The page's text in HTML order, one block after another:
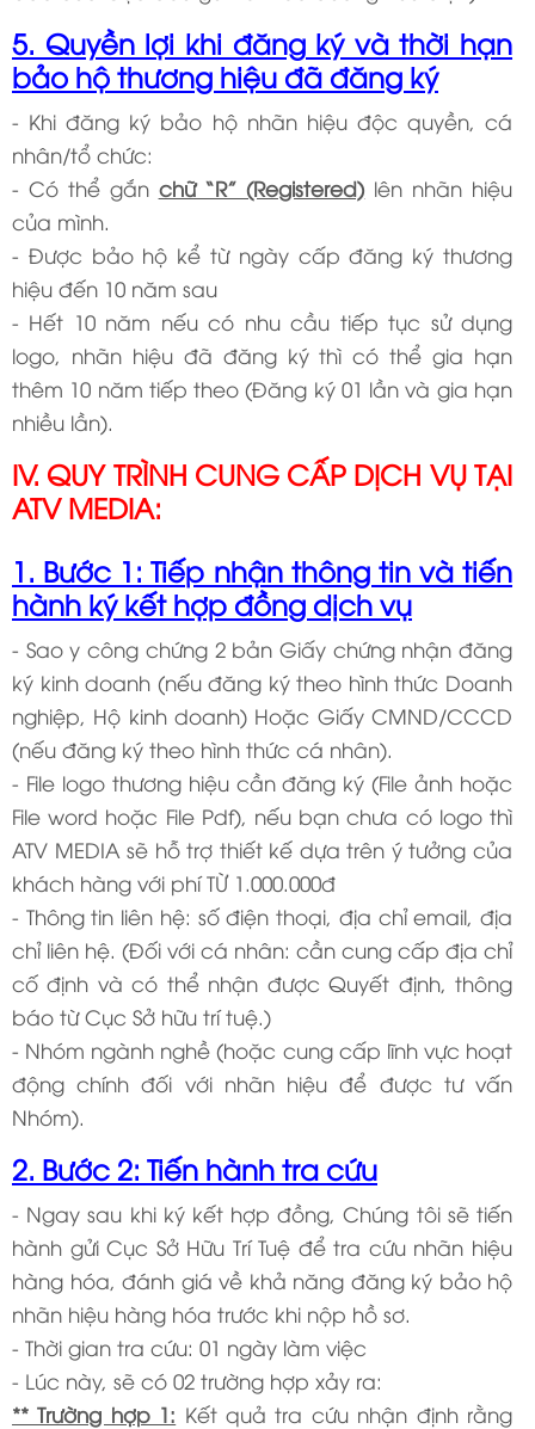
5. Quyền lợi khi đăng ký và thời hạn
bảo hộ thương hiệu đã đăng ký
- Khi đăng ký bảo hộ nhãn hiệu độc quyền, cá
nhân/tổ chức:
- Có thể gắn chữ “R” (Registered) lên nhãn hiệu
của mình.
- Được bảo hộ kể từ ngày cấp đăng ký thương
hiệu đến 10 năm sau
- Hết 10 năm nếu có nhu cầu tiếp tục sử dụng
logo, nhãn hiệu đã đăng ký thì có thể gia hạn
thêm 10 năm tiếp theo (Đăng ký 01 lần và gia hạn
nhiều lần).
IV. QUY TRÌNH CUNG CẤP DỊCH VỤ TẠI
ATV MEDIA:
1. Bước 1: Tiếp nhận thông tin và tiến
hành ký kết hợp đồng dịch vụ
- Sao y công chứng 2 bản Giấy chứng nhận đăng
ký kinh doanh (nếu đăng ký theo hình thức Doanh
nghiệp, Hộ kinh doanh) Hoặc Giấy CMND/CCCD
(nếu đăng ký theo hình thức cá nhân).
- File logo thương hiệu cần đăng ký (File ảnh hoặc
File word hoặc File Pdf), nếu bạn chưa có logo thì
ATV MEDIA sẽ hỗ trợ thiết kế dựa trên ý tưởng của
khách hàng với phí TỪ 1.000.000đ
- Thông tin liên hệ: số điện thoại, địa chỉ email, địa
chỉ liên hệ. (Đối với cá nhân: cần cung cấp địa chỉ
cố định và có thể nhận được Quyết định, thông
báo từ Cục Sở hữu trí tuệ.)
- Nhóm ngành nghề (hoặc cung cấp lĩnh vực hoạt
động chính đối với nhãn hiệu để được tư vấn
Nhóm).
2. Bước 2: Tiến hành tra cứu
- Ngay sau khi ký kết hợp đồng, Chúng tôi sẽ tiến
hành gửi Cục Sở Hữu Trí Tuệ để tra cứu nhãn hiệu
hàng hóa, đánh giá về khả năng đăng ký bảo hộ
nhãn hiệu hàng hóa trước khi nộp hồ sơ.
- Thời gian tra cứu: 01 ngày làm việc
- Lúc này, sẽ có 02 trường hợp xảy ra:
** Trường hợp 1: Kết quả tra cứu nhận định rằng